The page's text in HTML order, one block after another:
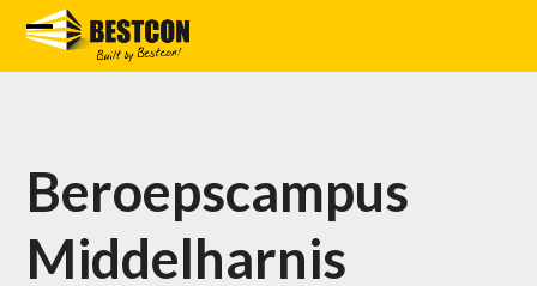
content
Open
Close
Beroepscampus
Middelharnis